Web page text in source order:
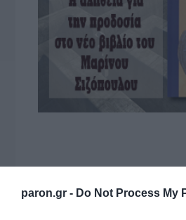
paron.gr - Do Not Process My